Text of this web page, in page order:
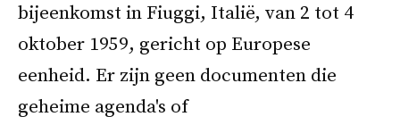
bijeenkomst in Fiuggi, Italië, van 2 tot 4
oktober 1959, gericht op Europese
eenheid. Er zijn geen documenten die
geheime agenda's of